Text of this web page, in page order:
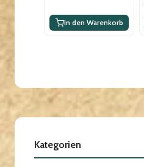
Kategorien
In den Warenkorb